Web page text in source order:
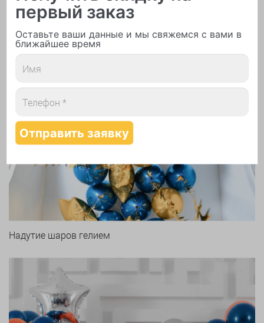
Печать логотипа
Арки и гирлянды из шаров
Надутие шаров гелием
первый заказ
Оставьте ваши данные и мы свяжемся с вами в
ближайшее время